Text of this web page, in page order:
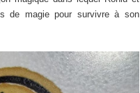
de magie pour survivre à son